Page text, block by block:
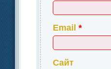
Email*
Сайт